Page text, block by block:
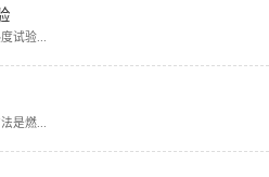
试验...
是燃...